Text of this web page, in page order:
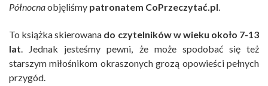
Północnaobjęliśmy patronatem CoPrzeczytać.pl
To książka skierowana do czytelników w wieku około 7-13
lat . Jednak jesteśmy pewni, że może spodobać się też
starszym miłośnikom okraszonych grozą opowieści pełnych
przygód.